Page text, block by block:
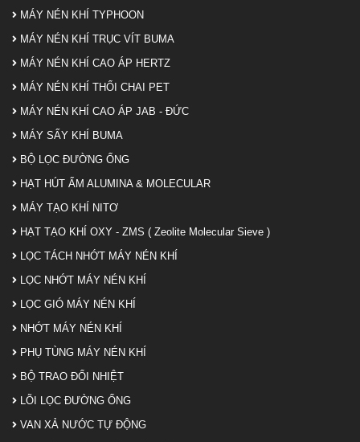
MÁY NÉN KHÍ TYPHOON
MÁY NÉN KHÍ TRỤC VÍT BUMA
MÁY NÉN KHÍ CAO ÁP HERTZ
MÁY NÉN KHÍ THỔI CHAI PET
MÁY NÉN KHÍ CAO ÁP JAB - ĐỨC
MÁY SẤY KHÍ BUMA
BỘ LỌC ĐƯỜNG ỐNG
HẠT HÚT ẨM ALUMINA & MOLECULAR
MÁY TẠO KHÍ NITƠ
HẠT TẠO KHÍ OXY - ZMS ( Zeolite Molecular Sieve )
LỌC TÁCH NHỚT MÁY NÉN KHÍ
LỌC NHỚT MÁY NÉN KHÍ
LỌC GIÓ MÁY NÉN KHÍ
NHỚT MÁY NÉN KHÍ
PHỤ TÙNG MÁY NÉN KHÍ
BỘ TRAO ĐỔI NHIỆT
LÕI LỌC ĐƯỜNG ỐNG
VAN XẢ NƯỚC TỰ ĐỘNG